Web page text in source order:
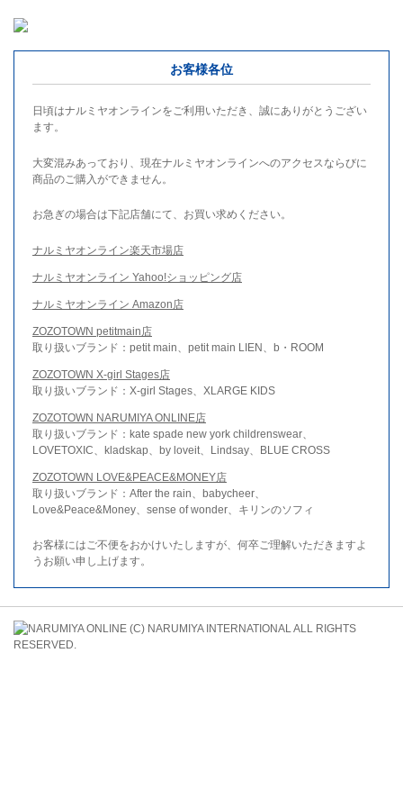
お客様各位
日頃はナルミヤオンラインをご利用いただき、誠にありがとうござい
ます。
大変混みあっており、現在ナルミヤオンラインへのアクセスならびに
商品のご購入ができません。
お急ぎの場合は下記店舗にて、お買い求めください。
ナルミヤオンライン楽天市場店
ナルミヤオンライン Yahoo!ショッピング店
ナルミヤオンライン Amazon店
ZOZOTOWN petitmain店
取り扱いブランド：petit main、petit main LIEN、b・ROOM
ZOZOTOWN X-girl Stages店
取り扱いブランド：X-girl Stages、XLARGE KIDS
ZOZOTOWN NARUMIYA ONLINE店
取り扱いブランド：kate spade new york childrenswear、
LOVETOXIC、kladskap、by loveit、Lindsay、BLUE CROSS
ZOZOTOWN LOVE&PEACE&MONEY店
取り扱いブランド：After the rain、babycheer、
Love&Peace&Money、sense of wonder、キリンのソフィ
お客様にはご不便をおかけいたしますが、何卒ご理解いただきますよ
うお願い申し上げます。